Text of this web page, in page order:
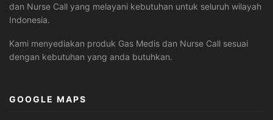
dan Nurse Call yang melayani kebutuhan untuk seluruh wilayah
Indonesia.
Kami menyediakan produk Gas Medis dan Nurse Call sesuai
dengan kebutuhan yang anda butuhkan.
GOOGLE MAPS